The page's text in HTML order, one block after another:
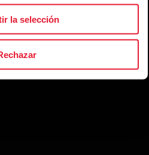
la selección
SUB_HERO_INTRO]